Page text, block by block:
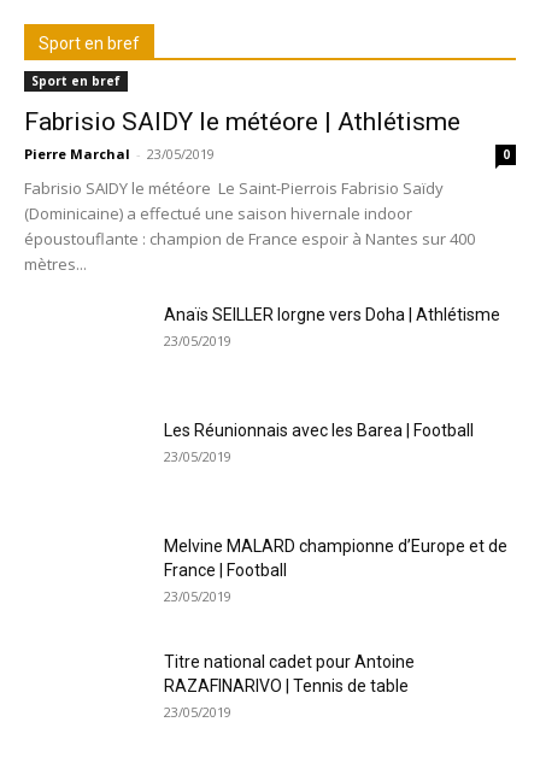
Sport en bref
Sport en bref
Fabrisio SAIDY le météore | Athlétisme
Pierre Marchal - 23/05/2019 0
Fabrisio SAIDY le météore Le Saint-Pierrois Fabrisio Saïdy
(Dominicaine) a effectué une saison hivernale indoor
époustouflante : champion de France espoir à Nantes sur 400
mètres...
Anaïs SEILLER lorgne vers Doha | Athlétisme
23/05/2019
Les Réunionnais avec les Barea | Football
23/05/2019
Melvine MALARD championne d’Europe et de
France | Football
23/05/2019
Titre national cadet pour Antoine
RAZAFINARIVO | Tennis de table
23/05/2019